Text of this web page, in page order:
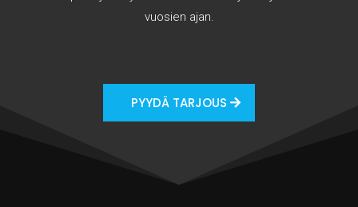
vuosien ajan.
PYYDÄ TARJOUS